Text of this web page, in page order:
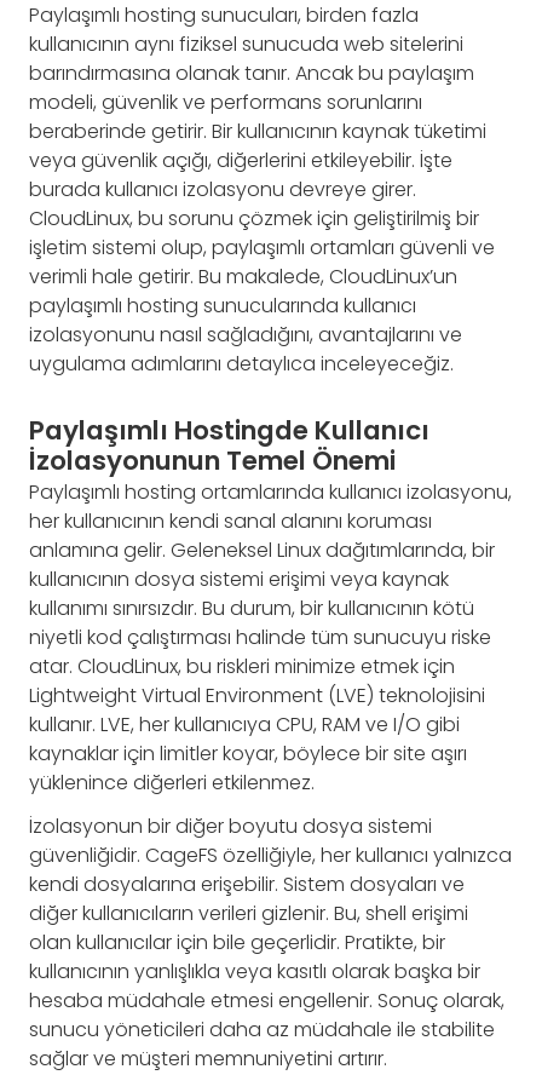
Paylaşımlı hosting sunucuları, birden fazla
kullanıcının aynı fiziksel sunucuda web sitelerini
barındırmasına olanak tanır. Ancak bu paylaşım
modeli, güvenlik ve performans sorunlarını
beraberinde getirir. Bir kullanıcının kaynak tüketimi
veya güvenlik açığı, diğerlerini etkileyebilir. İşte
burada kullanıcı izolasyonu devreye girer.
CloudLinux, bu sorunu çözmek için geliştirilmiş bir
işletim sistemi olup, paylaşımlı ortamları güvenli ve
verimli hale getirir. Bu makalede, CloudLinux’un
paylaşımlı hosting sunucularında kullanıcı
izolasyonunu nasıl sağladığını, avantajlarını ve
uygulama adımlarını detaylıca inceleyeceğiz.
Paylaşımlı Hostingde Kullanıcı
İzolasyonunun Temel Önemi
Paylaşımlı hosting ortamlarında kullanıcı izolasyonu,
her kullanıcının kendi sanal alanını koruması
anlamına gelir. Geleneksel Linux dağıtımlarında, bir
kullanıcının dosya sistemi erişimi veya kaynak
kullanımı sınırsızdır. Bu durum, bir kullanıcının kötü
niyetli kod çalıştırması halinde tüm sunucuyu riske
atar. CloudLinux, bu riskleri minimize etmek için
Lightweight Virtual Environment (LVE) teknolojisini
kullanır. LVE, her kullanıcıya CPU, RAM ve I/O gibi
kaynaklar için limitler koyar, böylece bir site aşırı
yüklenince diğerleri etkilenmez.
İzolasyonun bir diğer boyutu dosya sistemi
güvenliğidir. CageFS özelliğiyle, her kullanıcı yalnızca
kendi dosyalarına erişebilir. Sistem dosyaları ve
diğer kullanıcıların verileri gizlenir. Bu, shell erişimi
olan kullanıcılar için bile geçerlidir. Pratikte, bir
kullanıcının yanlışlıkla veya kasıtlı olarak başka bir
hesaba müdahale etmesi engellenir. Sonuç olarak,
sunucu yöneticileri daha az müdahale ile stabilite
sağlar ve müşteri memnuniyetini artırır.